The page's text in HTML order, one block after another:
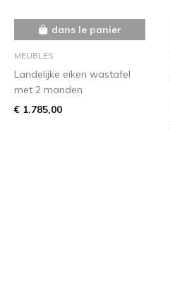
dans le panier
MEUBLES
Landelijke eiken wastafel
met 2 manden
€ 1.785,00